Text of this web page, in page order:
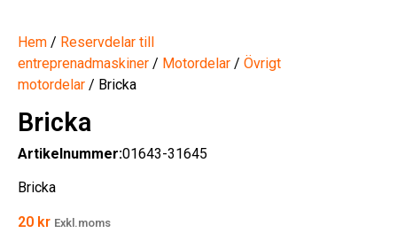
Hem / Reservdelar till
entreprenadmaskiner / Motordelar / Övrigt
motordelar / Bricka
Bricka
Artikelnummer:01643-31645
Bricka
20 kr Exkl.moms